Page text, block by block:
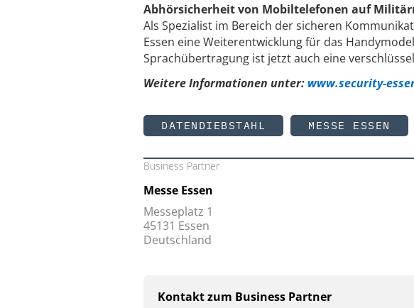
Abhörsicherheit von Mobiltelefonen auf
Als Spezialist im Bereich der sicheren
Essen eine Weiterentwicklung für das
Sprachübertragung ist jetzt auch eine
Weitere Informationen unter: www.security-
DATENDIEBSTAHL MESSE ESSEN
Business Partner
Messe Essen
Messeplatz 1
45131 Essen
Deutschland
Kontakt zum Business Partner